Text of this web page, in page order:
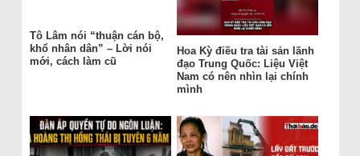
Tô Lâm nói “thuận cán bộ,
khổ nhân dân” – Lời nói
mới, cách làm cũ
Hoa Kỳ điều tra tài sản lãnh
đạo Trung Quốc: Liệu Việt
Nam có nên nhìn lại chính
mình